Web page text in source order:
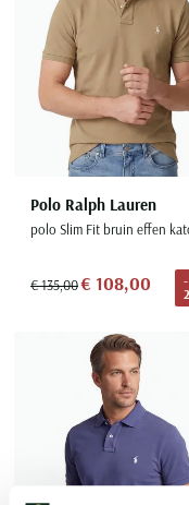
Polo Ralph Lauren
€ 135,00€ 108,00
-